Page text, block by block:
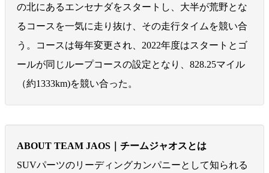
の北にあるエンセナダをスタートし、大半が荒野とな
るコースを一気に走り抜け、その走行タイムを競い合
う。コースは毎年変更され、2022年度はスタートとゴ
ールが同じループコースの設定となり、828.25マイル
（約1333km)を競い合った。
ABOUT TEAM JAOS｜チームジャオスとは
SUVパーツのリーディングカンパニーとして知られる